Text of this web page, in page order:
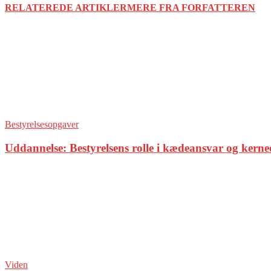
RELATEREDE ARTIKLERMERE FRA FORFATTEREN
Bestyrelsesopgaver
Uddannelse: Bestyrelsens rolle i kædeansvar og
Viden